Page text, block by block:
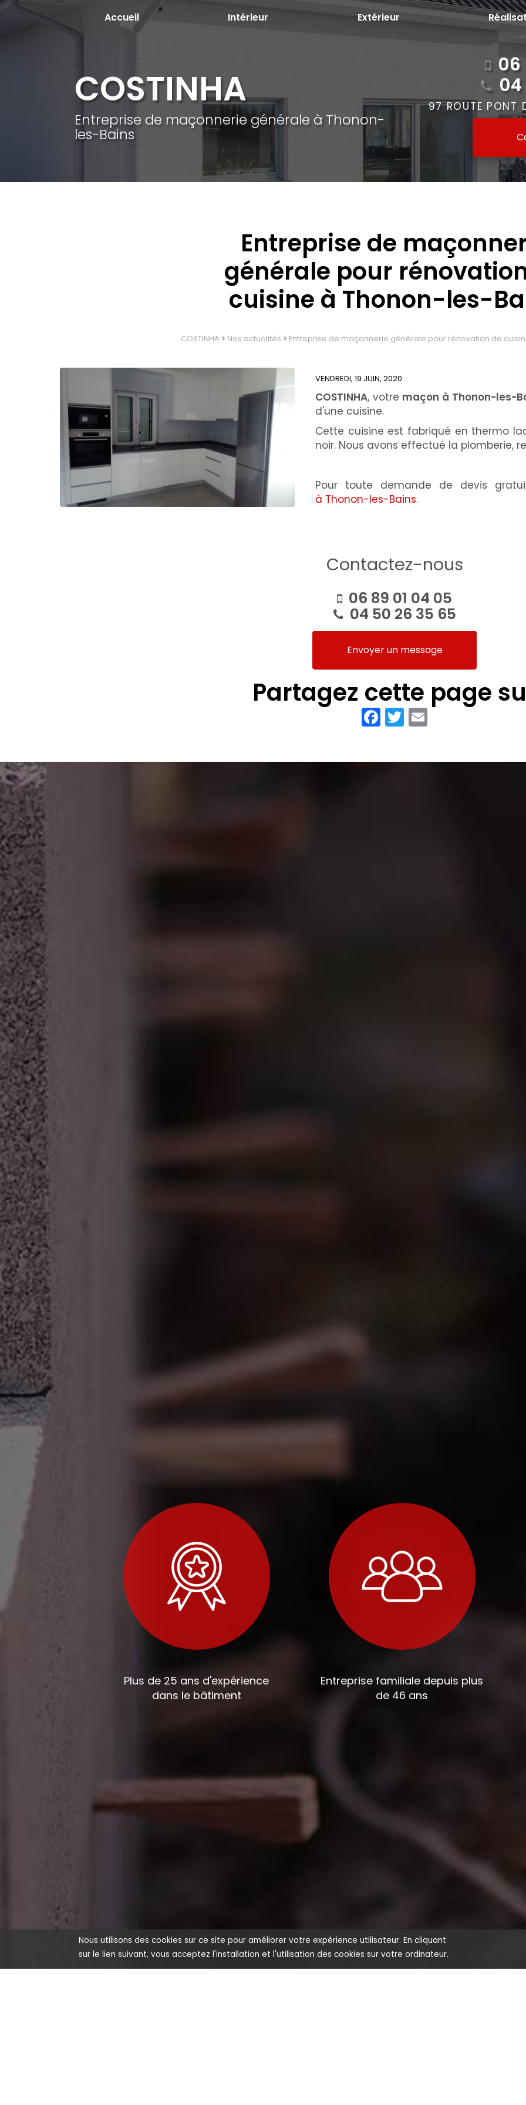
Aller
Accueil Intérieur Extérieur
COSTINHA
Entreprise de maçonnerie générale à Thonon-
les-Bains
06
97 ROUTE PONT
Entreprise de
générale pour
cuisine à Thonon-les-
COSTINHA > Nos actualités > Entreprise de maçonnerie générale pour rénovation de
VENDREDI, 19 JUIN, 2020
COSTINHA, votre maçon à Thonon-les-
d'une cuisine.
Cette cuisine est fabriqué en thermo
noir. Nous avons effectué la plomberie,
Pour toute demande de devis
à Thonon-les-Bains.
Contactez-nous
06 89 01 04 05
04 50 26 35 65
Envoyer un message
Partagez cette page
Facebook
TwitterEmail
Plus de 25 ans d'expérience
dans le bâtiment
Entreprise familiale depuis plus
de 46 ans
Nous utilisons des cookies sur ce site pour améliorer votre expérience utilisateur. En cliquant
sur le lien suivant, vous acceptez l'installation et l'utilisation des cookies sur votre ordinateur.